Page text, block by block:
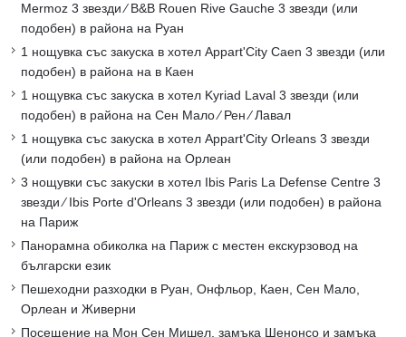
Mermoz 3 звезди ∕ B&B Rouen Rive Gauche 3 звезди (или
подобен) в района на Руан
1 нощувка със закуска в хотел Appart'City Caen 3 звезди (или
подобен) в района на в Каен
1 нощувка със закуска в хотел Kyriad Laval 3 звезди (или
подобен) в района на Сен Мало ∕ Рен ∕ Лавал
1 нощувка със закуска в хотел Appart'City Orleans 3 звезди
(или подобен) в района на Орлеан
3 нощувки със закуски в хотел Ibis Paris La Defense Centre 3
звезди ∕ Ibis Porte d'Orleans 3 звезди (или подобен) в района
на Париж
Панорамна обиколка на Париж с местен екскурзовод на
български език
Пешеходни разходки в Руан, Онфльор, Каен, Сен Мало,
Орлеан и Живерни
Посещение на Мон Сен Мишел, замъка Шенонсо и замъка